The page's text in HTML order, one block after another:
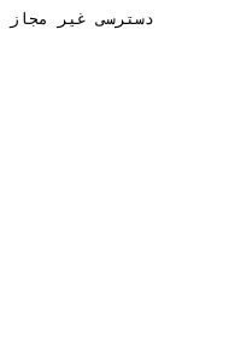
دسترسی غیر مجاز